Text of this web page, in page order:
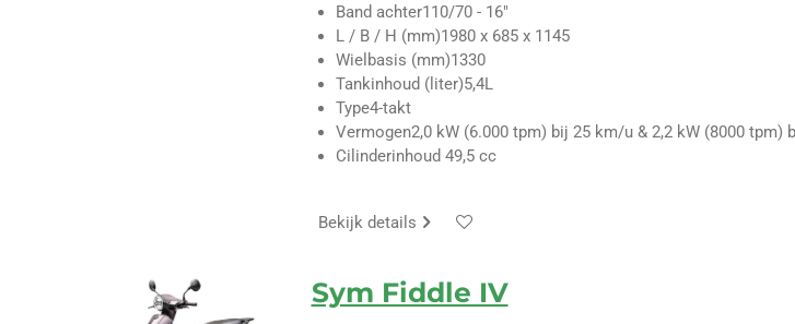
Band achter110/70 - 16"
L / B / H (mm)1980 x 685 x 1145
Wielbasis (mm)1330
Tankinhoud (liter)5,4L
Type4-takt
Vermogen2,0 kW (6.000 tpm) bij 25 km/u & 2,2 kW (8000 tpm)
Cilinderinhoud 49,5 cc
Bekijk details
Sym Fiddle IV